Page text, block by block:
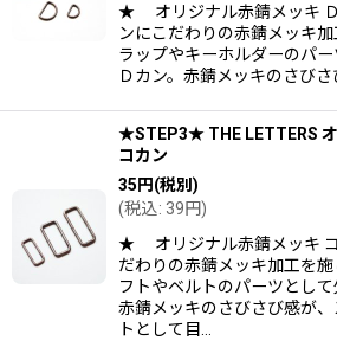
★ オリジナル赤錆メッキ
ンにこだわりの赤錆メッキ
ラップやキーホルダーのパ
Ｄカン。赤錆メッキのさびさ
★STEP3★ THE LETTERS
コカン
35円(税別)
(税込: 39円)
★ オリジナル赤錆メッキ
だわりの赤錆メッキ加工を
フトやベルトのパーツとして
赤錆メッキのさびさび感が
トとして目…